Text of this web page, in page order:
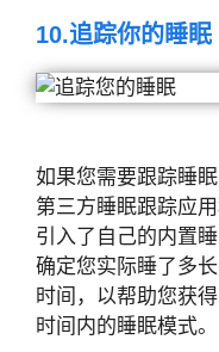
10.追踪你的睡眠
如果您需要跟踪睡
第三方睡眠跟踪应
引入了自己的内置
确定您实际睡了多
时间，以帮助您获
时间内的睡眠模式。